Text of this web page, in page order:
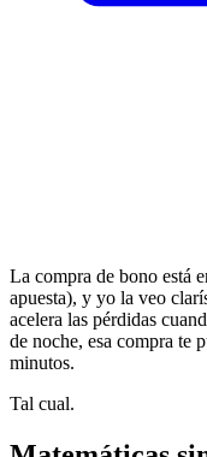
La compra de bono está
apuesta), y yo la veo
acelera las pérdidas
de noche, esa compra te
minutos.
Tal cual.